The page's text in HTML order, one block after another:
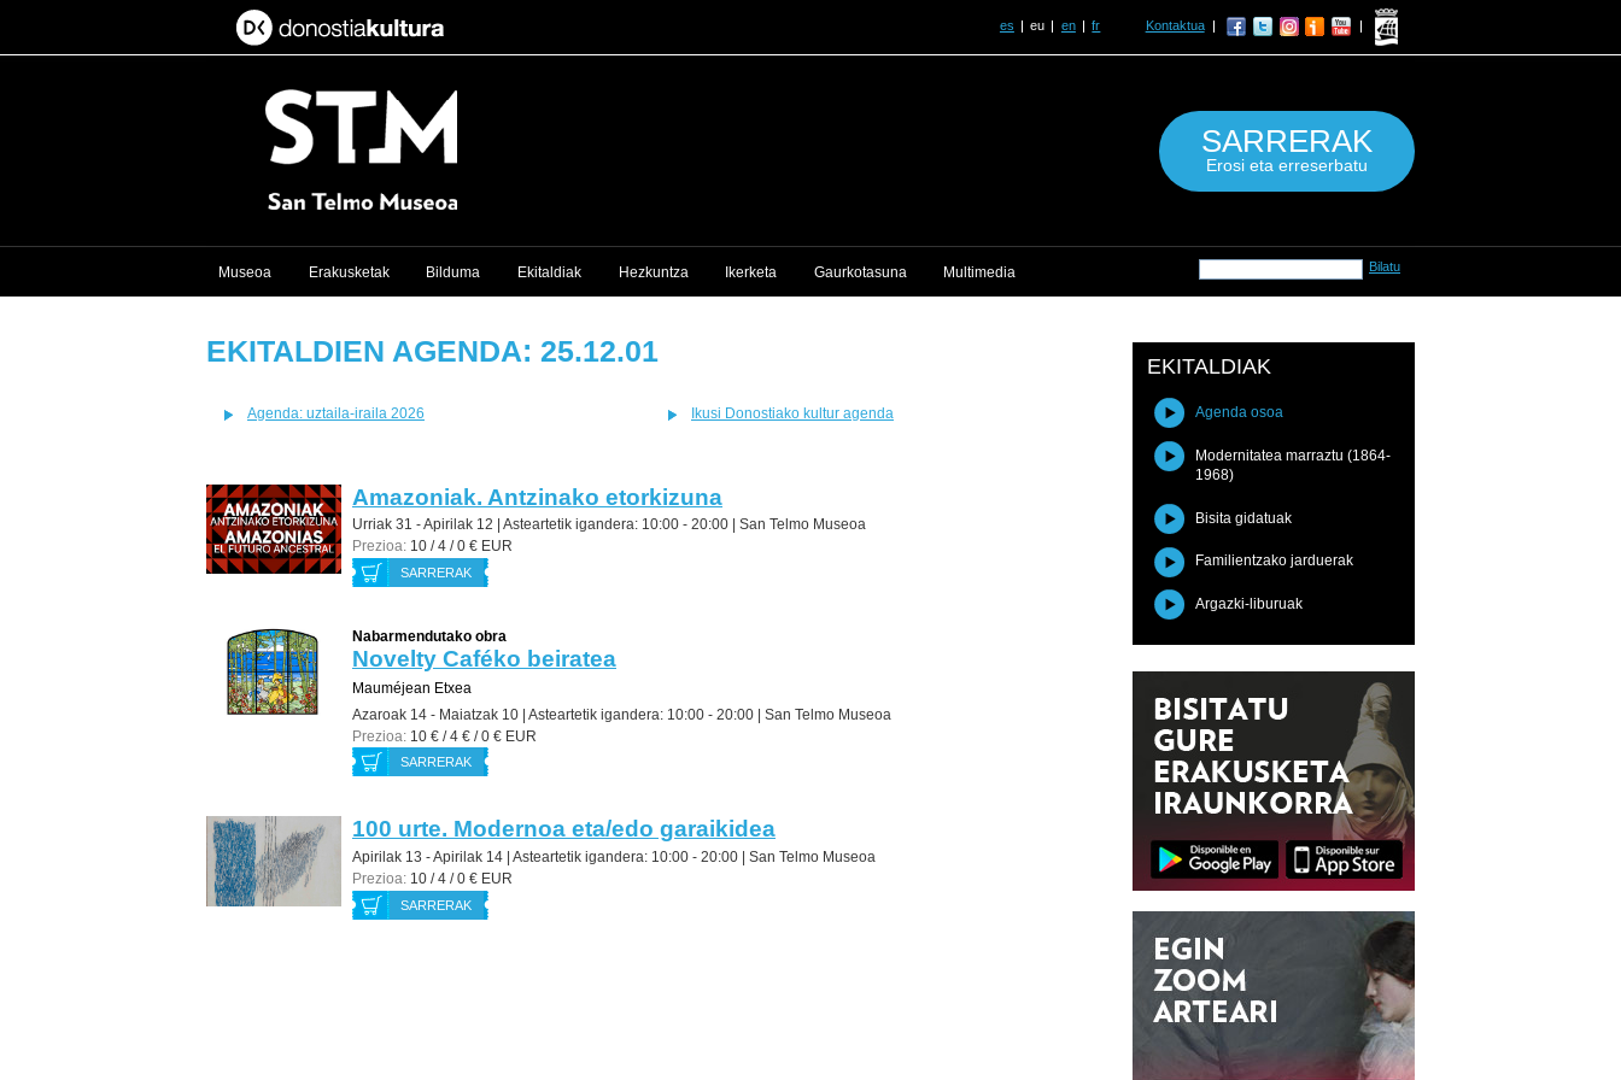
EKITALDIEN AGENDA: 25.12.01
Agenda: uztaila-iraila 2026 Ikusi Donostiako kultur agenda
Amazoniak. Antzinako etorkizuna
Urriak 31 - Apirilak 12 | Asteartetik igandera: 10:00 - 20:00 | San Telmo Museoa
Prezioa: 10 / 4 / 0 € EUR
SARRERAK
Nabarmendutako obra
Novelty Caféko beiratea
Mauméjean Etxea
Azaroak 14 - Maiatzak 10 | Asteartetik igandera: 10:00 - 20:00 | San Telmo Museoa
Prezioa: 10 € / 4 € / 0 € EUR
SARRERAK
100 urte. Modernoa eta/edo garaikidea
Apirilak 13 - Apirilak 14 | Asteartetik igandera: 10:00 - 20:00 | San Telmo Museoa
Prezioa: 10 / 4 / 0 € EUR
SARRERAK
EKITALDIAK
Agenda osoa
Modernitatea marraztu (1864-
1968)
Bisita gidatuak
Familientzako jarduerak
Argazki-liburuak
es eu en fr Kontaktua
SARRERAK
Erosi eta erreserbatu
Museoa Erakusketak Bilduma Ekitaldiak Hezkuntza Ikerketa Gaurkotasuna Multimedia